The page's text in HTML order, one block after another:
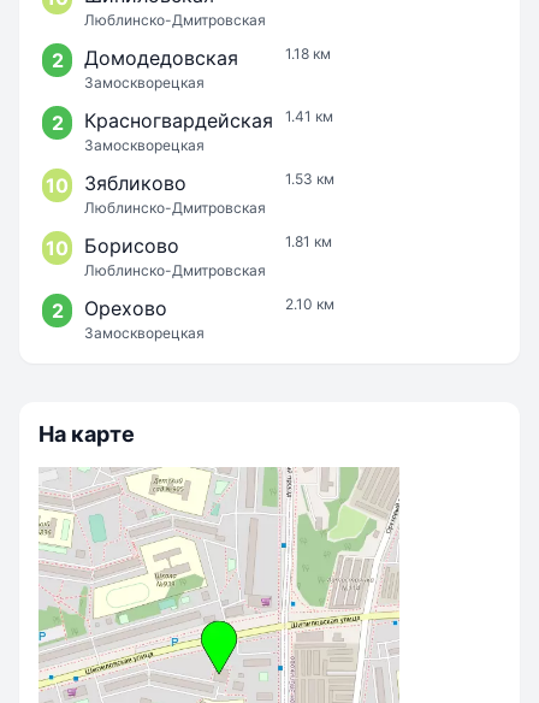
Люблинско-Дмитровская
2 Домодедовская
Замоскворецкая
1.18 км
2 Красногвардейская
Замоскворецкая
1.41 км
10 Зябликово
Люблинско-Дмитровская
1.53 км
10 Борисово
Люблинско-Дмитровская
1.81 км
2 Орехово
Замоскворецкая
2.10 км
На карте